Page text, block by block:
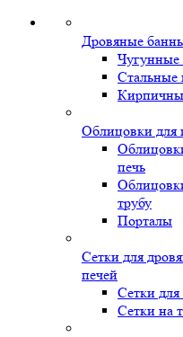
Дровяные
Чугунные
Стальные
Облицовки для
печь
трубу
Порталы
Сетки для
печей
Сетки для
Сетки на